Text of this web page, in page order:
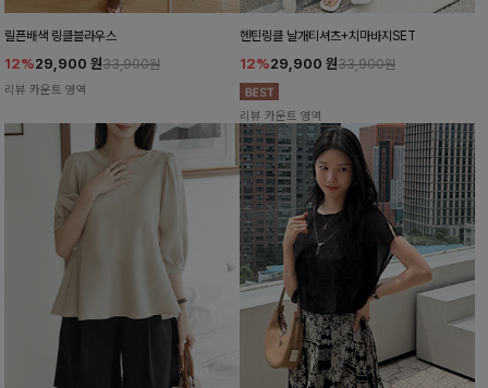
릴픈배색 링클블라우스
12%29,900 원33,900원
리뷰 카운트 영역
헨틴링클 날개티셔츠+치마바지SET
12%29,900 원33,900원
리뷰 카운트 영역